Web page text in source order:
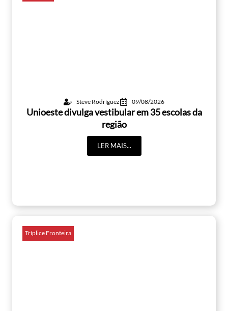
Steve Rodríguez 09/08/2026
Unioeste divulga vestibular em 35 escolas da
região
LER MAIS...
Tríplice Fronteira